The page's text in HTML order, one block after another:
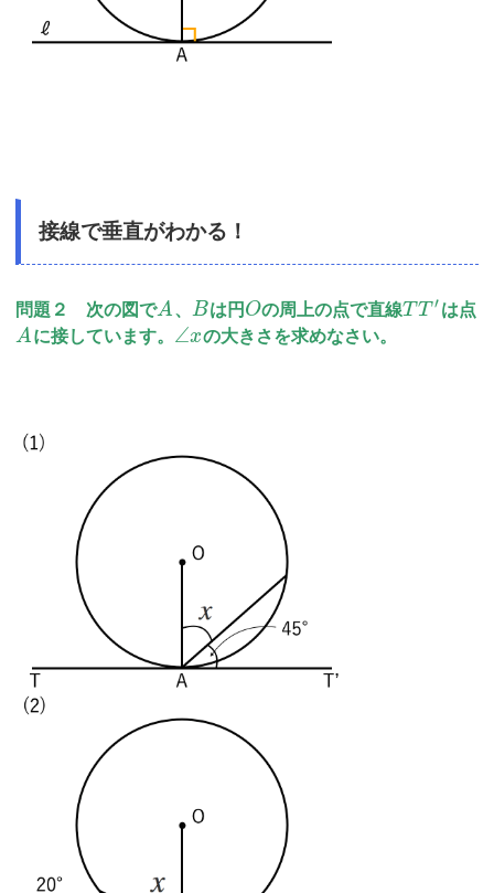
接線で垂直がわかる！
問題２ 次の図でA、 Bは円 Oの周上の点で直線T T ′は点
Aに接しています。 ∠xの大きさを求めなさい。